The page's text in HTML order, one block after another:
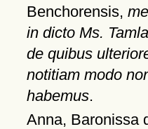
Benchorensis,
in dicto Ms.
de quibus
notitiam modo
habemus.
Anna, Baronissa